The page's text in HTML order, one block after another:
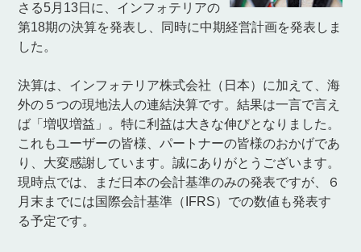
さる5月13日に、インフォテリアの
第18期の決算を発表し、同時に中期経営計画を発表しま
した。
決算は、インフォテリア株式会社（日本）に加えて、海
外の５つの現地法人の連結決算です。結果は一言で言え
ば「増収増益」。特に利益は大きな伸びとなりました。
これもユーザーの皆様、パートナーの皆様のおかげであ
り、大変感謝しています。誠にありがとうございます。
現時点では、まだ日本の会計基準のみの発表ですが、６
月末までには国際会計基準（IFRS）での数値も発表す
る予定です。